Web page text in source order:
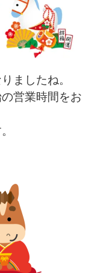
ましたね。
営業時間をお